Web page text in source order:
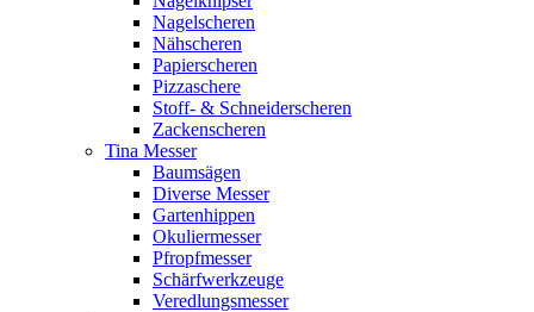
Nagelscheren
Nähscheren
Papierscheren
Pizzaschere
Stoff- & Schneiderscheren
Zackenscheren
Tina Messer
Baumsägen
Diverse Messer
Gartenhippen
Okuliermesser
Pfropfmesser
Schärfwerkzeuge
Veredlungsmesser